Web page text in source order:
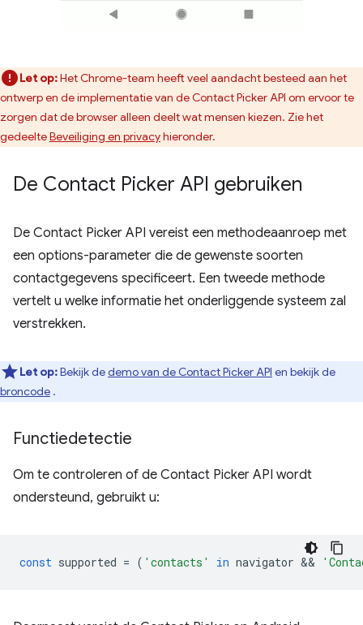
Let op:Het Chrome-team heeft veel aandacht besteed aan het
ontwerp en de implementatie van de Contact Picker API om ervoor te
zorgen dat de browser alleen deelt wat mensen kiezen. Zie het
gedeelteBeveiliging en privacyhieronder.
De Contact Picker API gebruiken
De Contact Picker API vereist een methodeaanroep met
een options-parameter die de gewenste soorten
contactgegevens specificeert. Een tweede methode
vertelt u welke informatie het onderliggende systeem zal
verstrekken.
Let op:Bekijk dedemo van de Contact Picker API en bekijk de
broncode .
Functiedetectie
Om te controleren of de Contact Picker API wordt
ondersteund, gebruikt u:
const supported = ( 'contacts' in navigator &&